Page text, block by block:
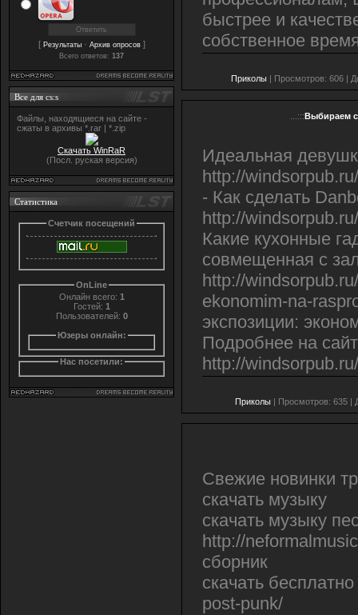
[ Результаты· Архив опросов]
Всего ответов: 137
Все для cs:s
Файлы, находящиеся на сайте -
сжаты в архивы *.rar | *.zip
Скачать WinRaR
(Посл. руская версия)
Статистика
Счетчик посещений
OnLine
Онлайн всего: 1
Гостей: 1
Пользователей: 0
Юзеры онлайн:
Нас посетили:
быстрее и
собственное
Приколы | Просмотров: 606 |
...::: Выбираем
Идеальная
http://
- Как сделать
http://
Какие кухонные
совмещенная с
http://
ekonomim-na-
экспозиции:
Подробнее на
http://
Приколы| Просмотров: 635 |
Свежие новинки
скачать музыку
скачать музыку
http://
сборник
скачать
post-punk/